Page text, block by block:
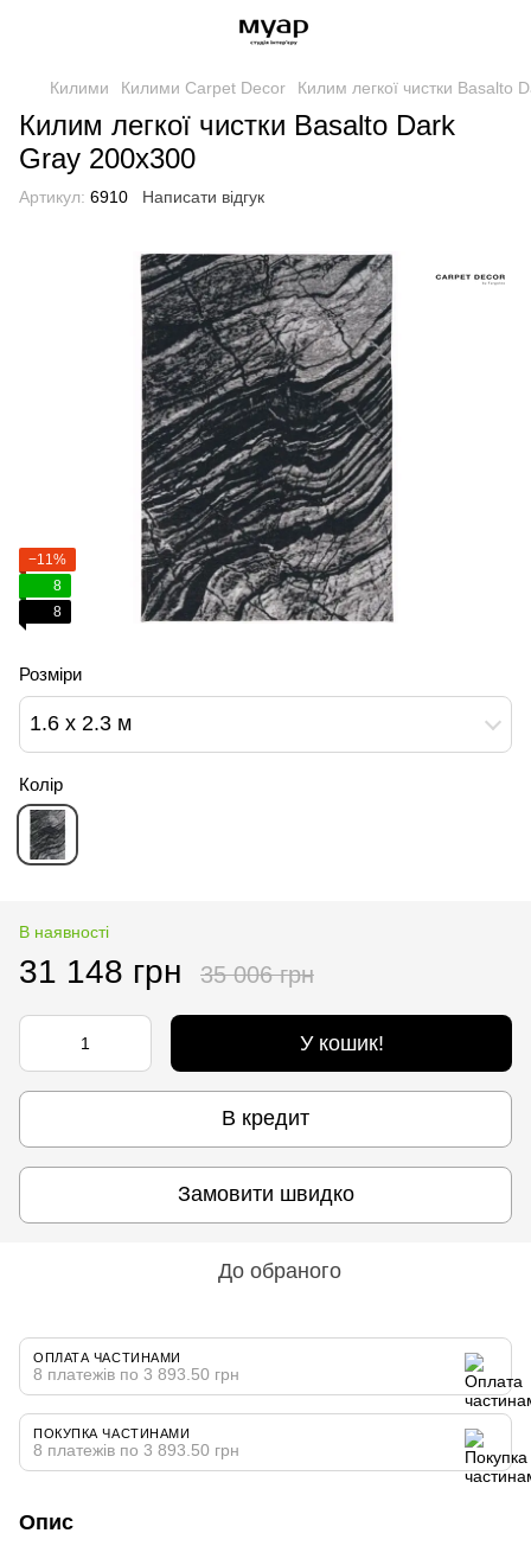
Килими Килими Carpet Decor Килим легкої чистки Basalto
Килим легкої чистки Basalto Dark
Gray 200x300
Артикул: 6910 Написати відгук
−11%
8
8
Розміри
1.6 х 2.3 м
Колір
В наявності
31 148 грн 35 006 грн
У кошик!
В кредит
Замовити швидко
До обраного
ОПЛАТА ЧАСТИНАМИ
8 платежів по 3 893.50 грн
ПОКУПКА ЧАСТИНАМИ
8 платежів по 3 893.50 грн
Опис